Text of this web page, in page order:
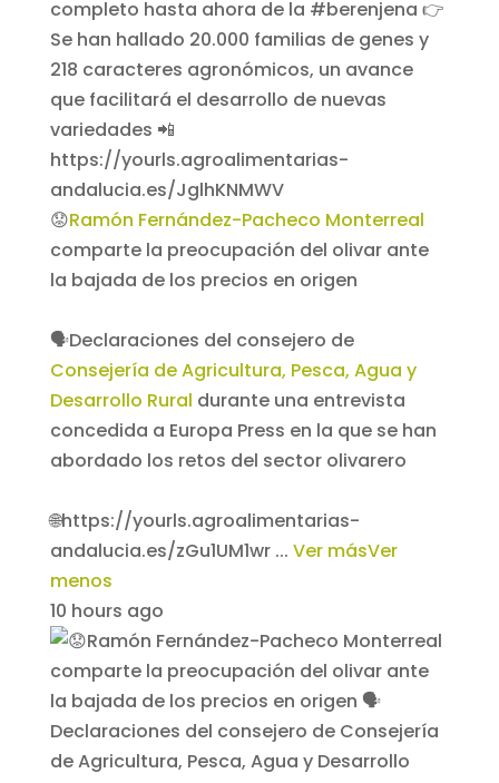
😟Ramón Fernández-Pacheco Monterreal
comparte la preocupación del olivar ante
la bajada de los precios en origen
🗣️Declaraciones del consejero de
Consejería de Agricultura, Pesca, Agua y
Desarrollo Rural durante una entrevista
concedida a Europa Press en la que se han
abordado los retos del sector olivarero
🌐https://yourls.agroalimentarias-
andalucia.es/zGu1UM1wr ... Ver másVer
menos
10 hours ago